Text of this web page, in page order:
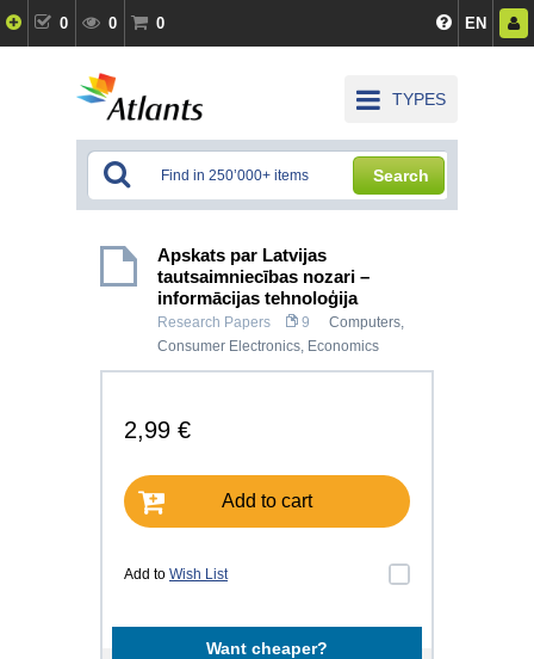
0 0 0 EN
TYPES
Search
Apskats par Latvijas
tautsaimniecības nozari –
informācijas tehnoloģija
Research Papers 9
Computers,
Consumer Electronics, Economics
2,99 €
Add to cart
Add to Wish List
Want cheaper?